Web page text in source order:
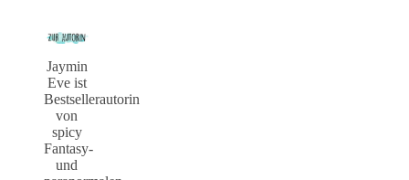
Jaymin
Eve ist
Bestsellerautorin
von
spicy
Fantasy-
und